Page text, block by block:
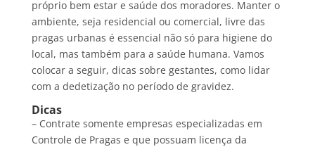
próprio bem estar e saúde dos moradores. Manter o
ambiente, seja residencial ou comercial, livre das
pragas urbanas é essencial não só para higiene do
local, mas também para a saúde humana. Vamos
colocar a seguir, dicas sobre gestantes, como lidar
com a dedetização no período de gravidez.
Dicas
– Contrate somente empresas especializadas em
Controle de Pragas e que possuam licença da